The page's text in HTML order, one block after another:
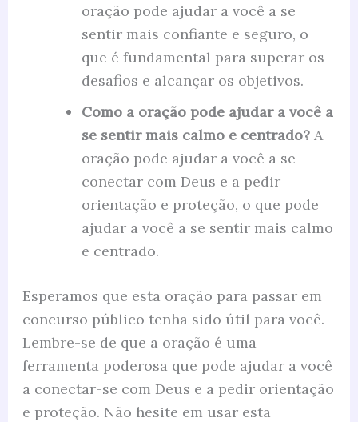
oração pode ajudar a você a se
sentir mais confiante e seguro, o
que é fundamental para superar os
desafios e alcançar os objetivos.
Como a oração pode ajudar a você a
se sentir mais calmo e centrado?A
oração pode ajudar a você a se
conectar com Deus e a pedir
orientação e proteção, o que pode
ajudar a você a se sentir mais calmo
e centrado.
Esperamos que esta oração para passar em
concurso público tenha sido útil para você.
Lembre-se de que a oração é uma
ferramenta poderosa que pode ajudar a você
a conectar-se com Deus e a pedir orientação
e proteção. Não hesite em usar esta